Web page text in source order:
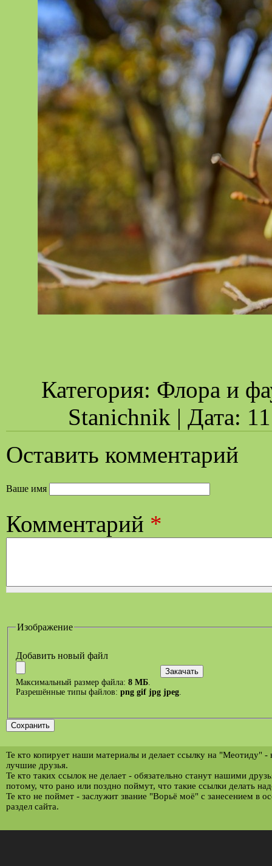
Категория: Флора и
Stanichnik | Дата:
Оставить комментарий
Ваше имя
Комментарий *
Изображение
Добавить новый файл
Максимальный размер файла: 8 МБ.
Разрешённые типы файлов: png gif jpg jpeg.
Те кто копирует наши материалы и делает ссылку на "Меотиду" -
лучшие друзья.
Те кто таких ссылок не делает - обязательно станут нашими
потому, что рано или поздно поймут, что такие ссылки делать
Те кто не поймет - заслужит звание "Ворьё моё" с занесением в
раздел сайта.